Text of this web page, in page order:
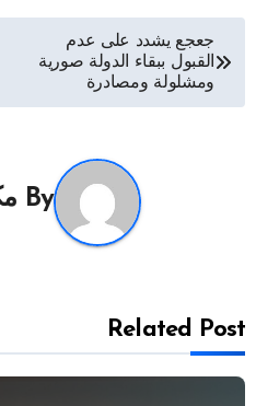
تصفّح
المقالات
جعجع يشدد على عدم
القبول ببقاء الدولة صورية
ومشلولة ومصادرة
By
Related Post